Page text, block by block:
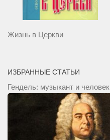
Жизнь в Церкви
ИЗБРАННЫЕ СТАТЬИ
Гендель: музыкант и человек